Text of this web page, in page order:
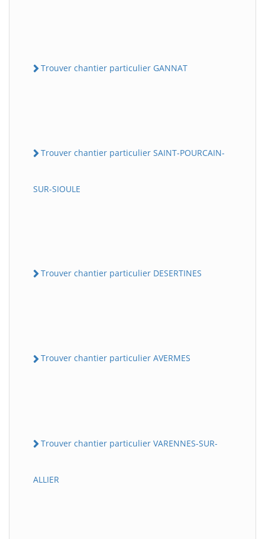
Trouver chantier particulier GANNAT
Trouver chantier particulier SAINT-POURCAIN-
SUR-SIOULE
Trouver chantier particulier DESERTINES
Trouver chantier particulier AVERMES
Trouver chantier particulier VARENNES-SUR-
ALLIER